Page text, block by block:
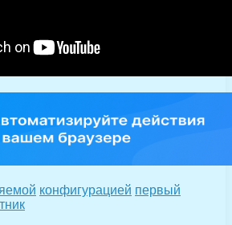
конфигурацией первый